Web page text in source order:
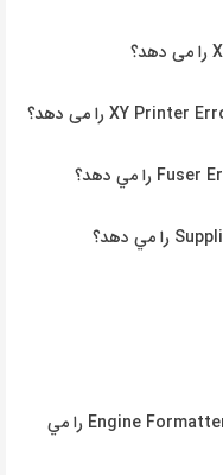
را می دهد؟
را می دهد؟
Fuser رامي دهد؟
رامي دهد؟
را مي